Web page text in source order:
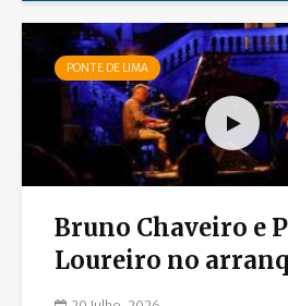
PONTE DE LIMA
Bruno Chaveiro e
Loureiro no